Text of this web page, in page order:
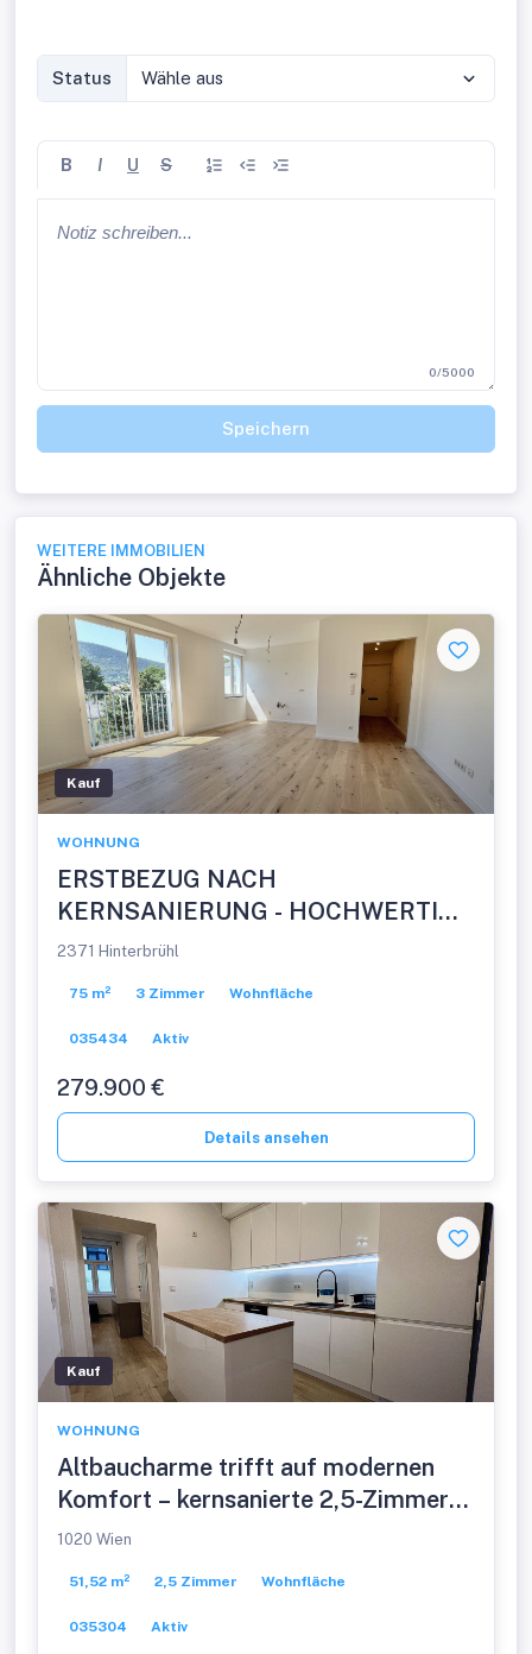
Status Wähle aus
B I U S
0/5000
Speichern
WEITERE IMMOBILIEN
Ähnliche Objekte
Kauf
WOHNUNG
ERSTBEZUG NACH
KERNSANIERUNG - HOCHWERTIG
& HELL - RUHELAGE MIT
2371 Hinterbrühl
75 m² 3 Zimmer Wohnfläche
035434 Aktiv
279.900 €
Details ansehen
Kauf
WOHNUNG
Altbaucharme trifft auf modernen
Komfort – kernsanierte 2,5-Zimmer-
Wohnung
1020 Wien
51,52 m² 2,5 Zimmer Wohnfläche
035304 Aktiv